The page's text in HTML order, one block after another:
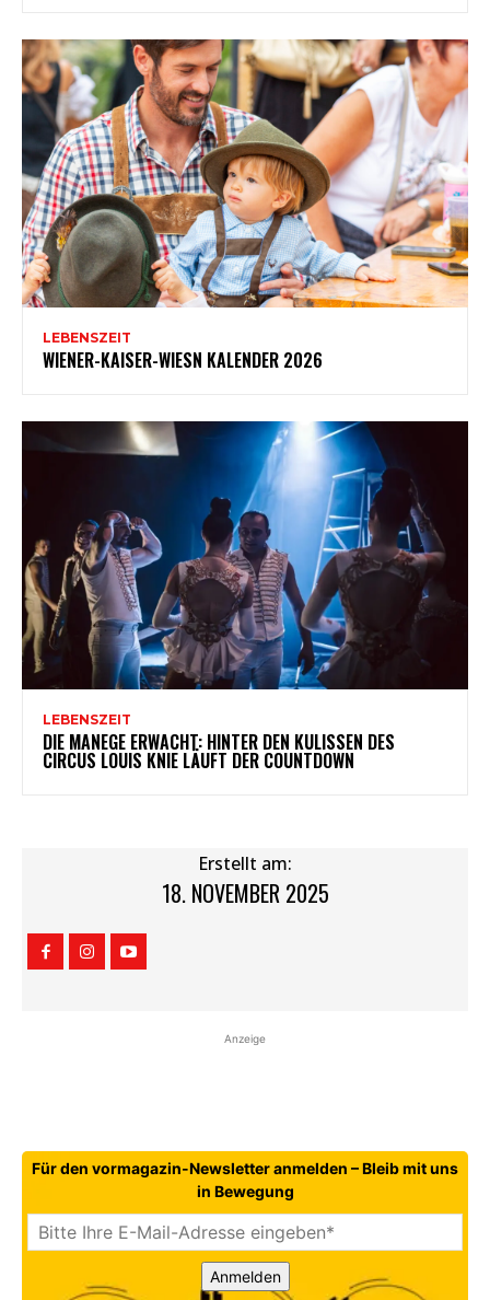
LEBENSZEIT
WIENER-KAISER-WIESN KALENDER 2026
LEBENSZEIT
DIE MANEGE ERWACHT: HINTER DEN KULISSEN DES
CIRCUS LOUIS KNIE LÄUFT DER COUNTDOWN
Erstellt am:
18. NOVEMBER 2025
Anzeige
Für den vormagazin-Newsletter anmelden – Bleib mit uns
in Bewegung
Anmelden